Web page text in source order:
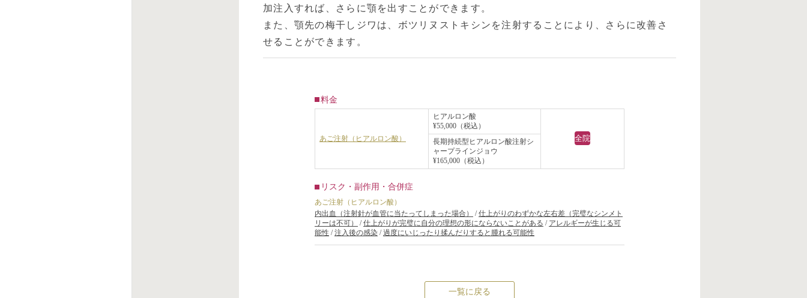
加注入すれば、さらに顎を出すことができます。
また、顎先の梅干しジワは、ボツリヌストキシンを注射することにより、さらに改善さ
せることができます。
料金
あご注射（ヒアルロン酸）
ヒアルロン酸
¥55,000（税込）
全院
長期持続型ヒアルロン酸注射シ
ャープラインジョウ
¥165,000（税込）
リスク・副作用・合併症
あご注射（ヒアルロン酸）
内出血（注射針が血管に当たってしまった場合）
/仕上がりのわずかな左右差（完璧なシンメト
リーは不可）
/仕上がりが完璧に自分の理想の形にならないことがある / アレルギーが生じる可
能性 /注入後の感染 /過度にいじったり揉んだりすると腫れる可能性
一覧に戻る